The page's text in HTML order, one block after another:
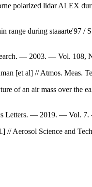
polarized lidar ALEX
range during staaarte'97
— 2003. — Vol.
[et al] // Atmos.
of an air mass over the
Letters. — 2019. — Vol.
// Aerosol Science